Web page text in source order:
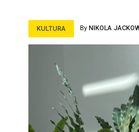
KULTURA By NIKOLA